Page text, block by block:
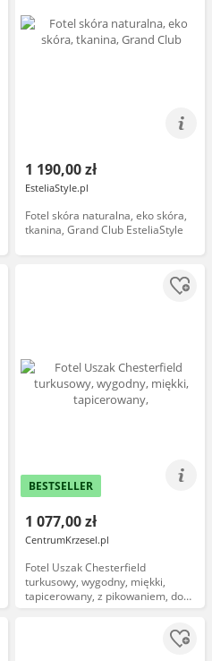
1 190,00 zł
EsteliaStyle.pl
Fotel skóra naturalna, eko skóra,
tkanina, Grand Club EsteliaStyle
BESTSELLER
1 077,00 zł
CentrumKrzesel.pl
Fotel Uszak Chesterfield
turkusowy, wygodny, miękki,
tapicerowany, z pikowaniem, do
salonu, do kawiarni, klasyczny